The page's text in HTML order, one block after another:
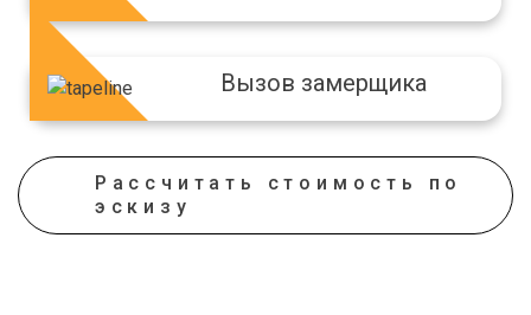
Вызов замерщика
Рассчитать стоимость по
эскизу
Кожа
Ящик-для-украшений